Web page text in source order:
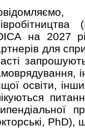
на 2027
для
освіти,
PhD),